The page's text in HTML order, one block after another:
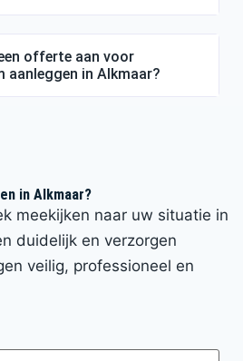
offerte aan voor
in Alkmaar?
in Alkmaar?
meekijken naar uw situatie in
duidelijk en verzorgen
veilig, professioneel en